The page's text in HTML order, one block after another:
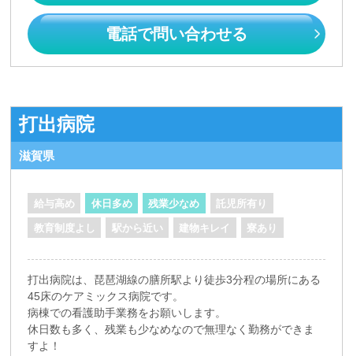
電話で問い合わせる
打出病院
滋賀県
給与高め 休日多め 残業少なめ 託児所有り
教育制度よし 駅から近い 建物キレイ 寮あり
打出病院は、琵琶湖線の膳所駅より徒歩3分程の場所にある
45床のケアミックス病院です。
病棟での看護助手業務をお願いします。
休日数も多く、残業も少なめなので無理なく勤務ができま
すよ！